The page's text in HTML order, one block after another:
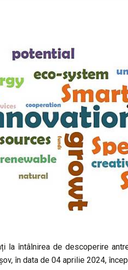
la întâlnirea de descoperire
în data de 04 aprilie 2024,